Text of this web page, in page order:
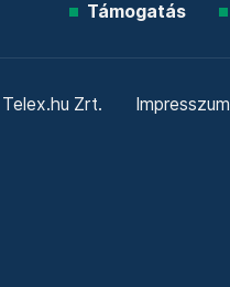
Támogatás
Zrt. Impresszum